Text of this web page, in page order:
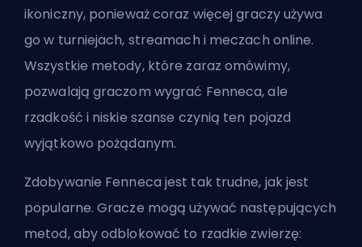
ikoniczny, ponieważ coraz więcej graczy używa
go w turniejach, streamach i meczach online.
Wszystkie metody, które zaraz omówimy,
pozwalają graczom wygrać Fenneca, ale
rzadkość i niskie szanse czynią ten pojazd
wyjątkowo pożądanym.
Zdobywanie Fenneca jest tak trudne, jak jest
popularne. Gracze mogą używać następujących
metod, aby odblokować to rzadkie zwierzę: